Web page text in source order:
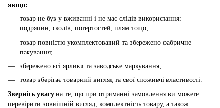
якщо:
товар не був у вживанні і не має слідів використання:
подряпин, сколів, потертостей, плям тощо;
товар повністю укомплектований та збережено фабричне
пакування;
збережено всі ярлики та заводське маркування;
товар зберігає товарний вигляд та свої споживчі властивості.
Зверніть увагу на те, що при отриманні замовлення ви можете
перевірити зовнішній вигляд, комплектність товару, а також